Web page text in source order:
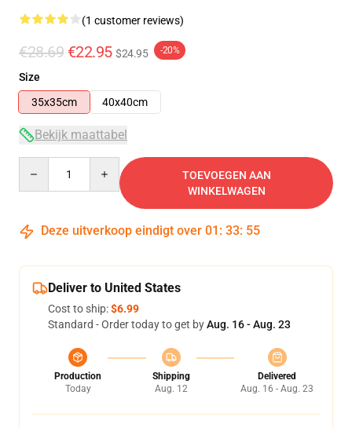
(1 customer reviews)
€28.69 €22.95 $24.95 -20%
Size
35x35cm
40x40cm
Bekijk maattabel
TOEVOEGEN AAN
WINKELWAGEN
Deze uitverkoop eindigt over 01 : 33: 54
Deliver to United States
Cost to ship:$6.99
Standard - Order today to get byAug. 16 - Aug. 23
Production
Today
Shipping
Aug. 12
Delivered
Aug. 16 - Aug. 23